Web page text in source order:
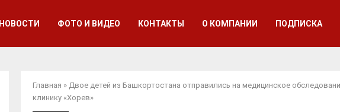
НОВОСТИ ФОТО И ВИДЕО КОНТАКТЫ О КОМПАНИИ ПОДПИСКА
Главная » Двое детей из Башкортостана отправились на медицинское
клинику «Хорев»